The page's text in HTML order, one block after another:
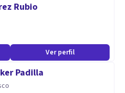
tiene edad, ni principio ni final.
Rubio
Ver perfil
Padilla